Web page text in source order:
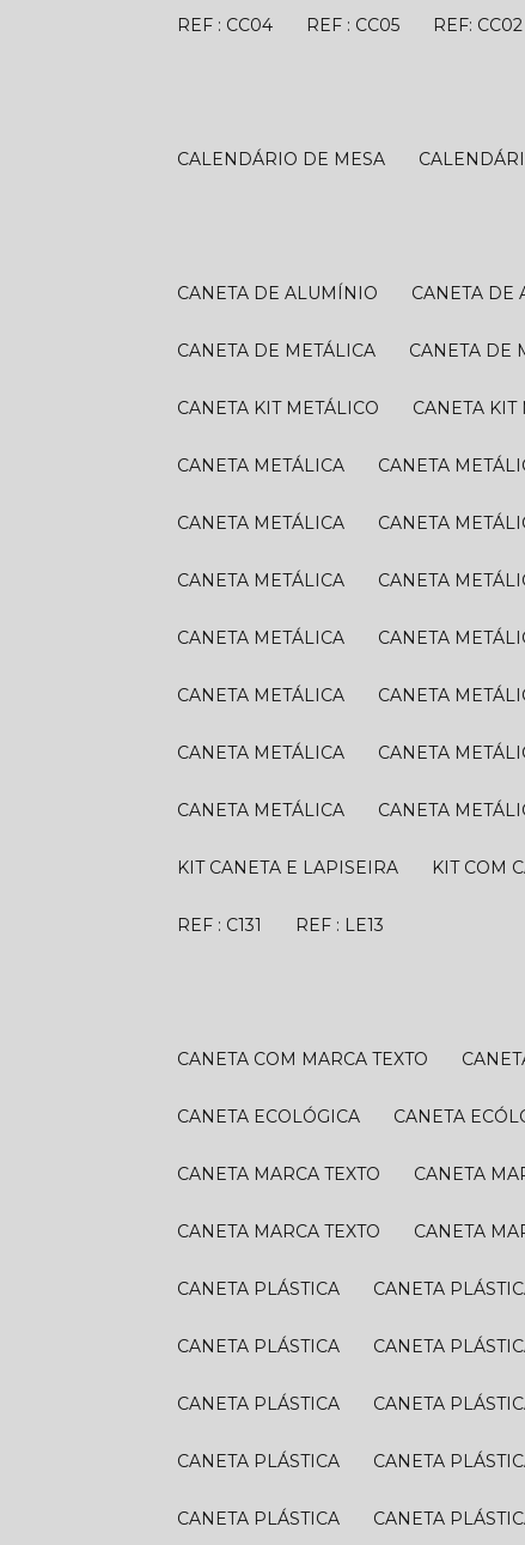
REF : CC04 REF : CC05 REF: CC02
CALENDÁRIO DE MESA
CANETA DE ALUMÍNIO CANETA
CANETA DE METÁLICA CANETA DE
CANETA KIT METÁLICO CANETA
CANETA METÁLICA CANETA
CANETA METÁLICA CANETA
CANETA METÁLICA CANETA
CANETA METÁLICA CANETA
CANETA METÁLICA CANETA
CANETA METÁLICA CANETA
CANETA METÁLICA CANETA
KIT CANETA E LAPISEIRA KIT COM
REF : C131 REF : LE13
CANETA COM MARCA TEXTO
CANETA ECOLÓGICA CANETA
CANETA MARCA TEXTO CANETA
CANETA MARCA TEXTO CANETA
CANETA PLÁSTICA CANETA
CANETA PLÁSTICA CANETA
CANETA PLÁSTICA CANETA
CANETA PLÁSTICA CANETA
CANETA PLÁSTICA CANETA